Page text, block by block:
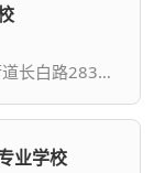
地址：岳阳临湘市长安街道长白路283号/五里街道石咀社区156号
业学校